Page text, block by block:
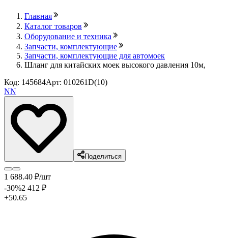
Главная
Каталог товаров
Оборудование и техника
Запчасти, комплектующие
Запчасти, комплектующие для автомоек
Шланг для китайских моек высокого давления 10м,
Код: 145684Арт: 010261D(10)
NN
Поделиться
1 688.40 ₽/шт
-30%2 412 ₽
+50.65